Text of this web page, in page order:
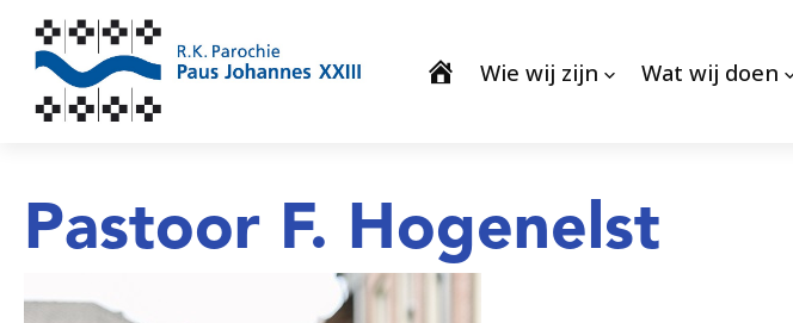
Wie wij zijn Wat wij doen
Pastoor F. Hogenelst